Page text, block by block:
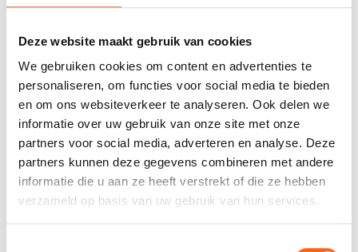
Deze website maakt gebruik van cookies
We gebruiken cookies om content en advertenties te
personaliseren, om functies voor social media te bieden
en om ons websiteverkeer te analyseren. Ook delen we
informatie over uw gebruik van onze site met onze
partners voor social media, adverteren en analyse. Deze
partners kunnen deze gegevens combineren met andere
informatie die u aan ze heeft verstrekt of die ze hebben
verzameld op basis van uw gebruik van hun services.
dimensions for the races. It comes standard with padded
rear frames, carrying handles.
SPECIFICATIES
Lengte: 352 cm
Breedte: 60 cm